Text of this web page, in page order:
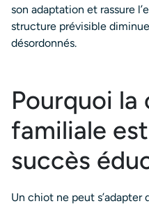
son adaptation et rassure
structure prévisible
désordonnés.
Pourquoi la
familiale
succès
Un chiot ne peut s’adapter